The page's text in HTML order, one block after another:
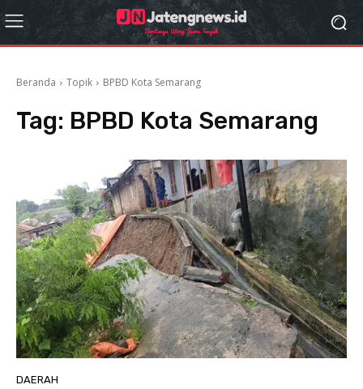
Beranda Topik BPBD Kota Semarang
Tag: BPBD Kota Semarang
DAERAH